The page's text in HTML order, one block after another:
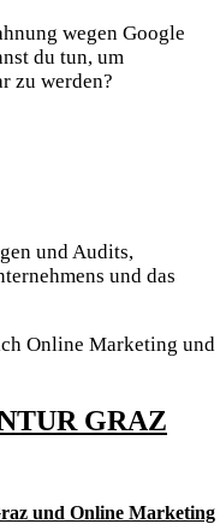
wegen Google
du tun, um
zu werden?
und Audits,
und das
Online Marketing und
GRAZ
und Online Marketing